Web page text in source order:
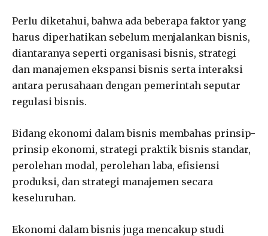
Perlu diketahui, bahwa ada beberapa faktor yang
harus diperhatikan sebelum menjalankan bisnis,
diantaranya seperti organisasi bisnis, strategi
dan manajemen ekspansi bisnis serta interaksi
antara perusahaan dengan pemerintah seputar
regulasi bisnis.
Bidang ekonomi dalam bisnis membahas prinsip-
prinsip ekonomi, strategi praktik bisnis standar,
perolehan modal, perolehan laba, efisiensi
produksi, dan strategi manajemen secara
keseluruhan.
Ekonomi dalam bisnis juga mencakup studi